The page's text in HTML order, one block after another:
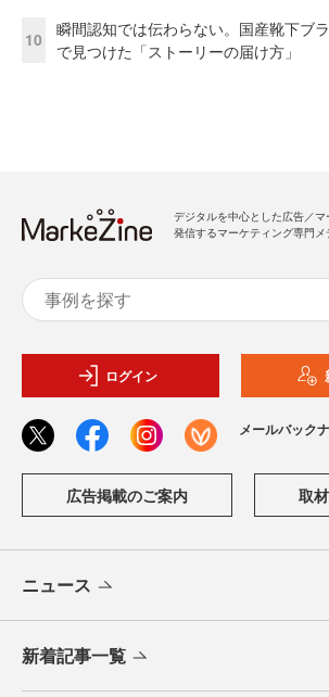
10
瞬間認知では伝わらない。国産靴下ブ
で見つけた「ストーリーの届け方」
デジタルを中心とした広告／
発信するマーケティング専門メ
ログイン
メールバック
広告掲載のご案内 取
ニュース
新着記事一覧